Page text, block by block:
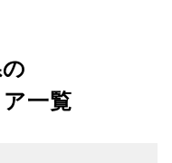
一覧